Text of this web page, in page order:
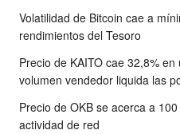
Volatilidad de Bitcoin cae a
rendimientos del Tesoro
Precio de KAITO cae 32,8%
volumen vendedor liquida las
Precio de OKB se acerca a
actividad de red